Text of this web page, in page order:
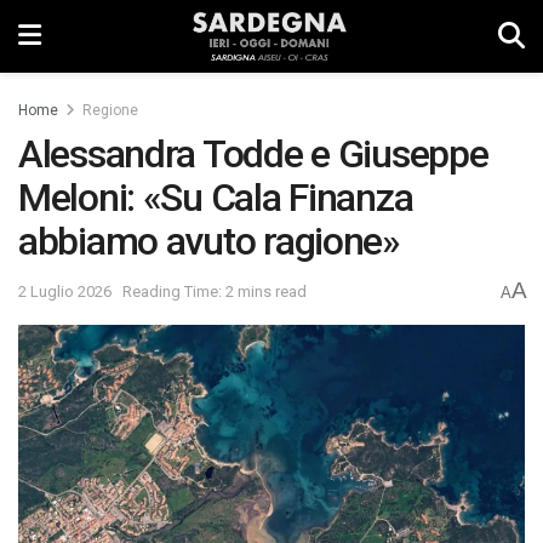
Home Regione
Alessandra Todde e Giuseppe
Meloni: «Su Cala Finanza
abbiamo avuto ragione»
2 Luglio 2026 Reading Time: 2 mins read AA